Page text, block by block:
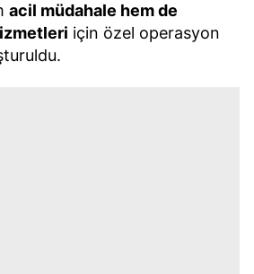
acil müdahale hem de
için özel operasyon